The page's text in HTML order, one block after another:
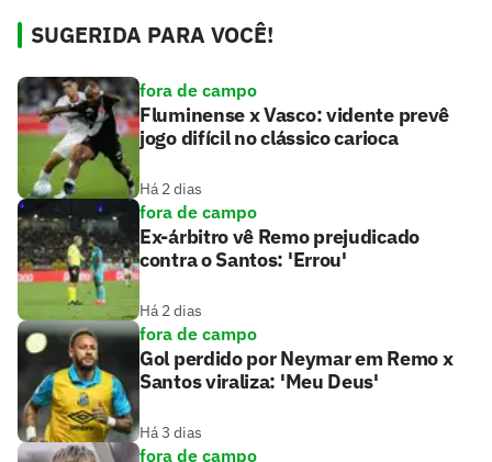
SUGERIDA PARA VOCÊ!
fora de campo
Fluminense x Vasco: vidente prevê
jogo difícil no clássico carioca
Há 2 dias
fora de campo
Ex-árbitro vê Remo prejudicado
contra o Santos: 'Errou'
Há 2 dias
fora de campo
Gol perdido por Neymar em Remo x
Santos viraliza: 'Meu Deus'
Há 3 dias
fora de campo